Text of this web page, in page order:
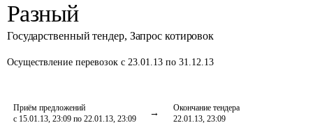
Разный
Государственный тендер, Запрос котировок
Осуществление перевозок с 23.01.13 по 31.12.13
Приём предложений
с 15.01.13, 23:09 по 22.01.13, 23:09
Окончание тендера
22.01.13, 23:09